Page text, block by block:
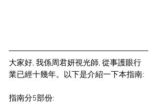
大家好, 我係周君妍視光師, 從事護眼行
業已經十幾年。以下是介紹一下本指南:
指南分5部份: